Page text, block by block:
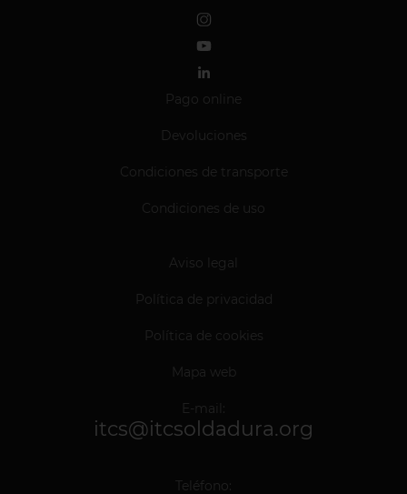
Pago online
Devoluciones
Condiciones de transporte
Condiciones de uso
Aviso legal
Política de privacidad
Política de cookies
Mapa web
E-mail:
itcs@itcsoldadura.org
Teléfono: